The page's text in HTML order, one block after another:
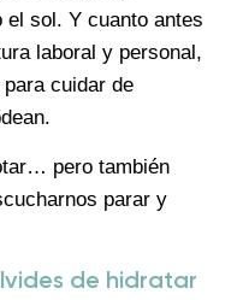
el sol. Y cuanto antes
laboral y personal,
cuidar de
pero también
parar y
de hidratar